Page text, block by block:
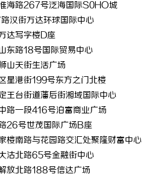
海路267号泛海国际S0HO城
汉街万达环球国际中心
达写字楼D座
东路18号国际贸易中心
山天街生活广场
星港街199号东方之门北楼
王台街道藩后街湘域国际中心
路一段416号泊富商业广场
26号世茂国际广场B座
楼南路与花园路交汇处聚隆财富中心
沽北路65号金融街中心
放北路188号信达广场